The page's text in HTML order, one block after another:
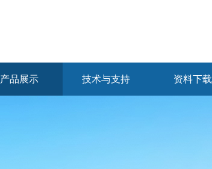
产品展示 技术与支持 资料下载